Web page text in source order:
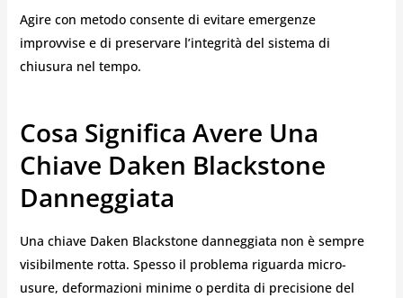
Agire con metodo consente di evitare emergenze
improvvise e di preservare l’integrità del sistema di
chiusura nel tempo.
Cosa Significa Avere Una
Chiave Daken Blackstone
Danneggiata
Una chiave Daken Blackstone danneggiata non è sempre
visibilmente rotta. Spesso il problema riguarda micro-
usure, deformazioni minime o perdita di precisione del